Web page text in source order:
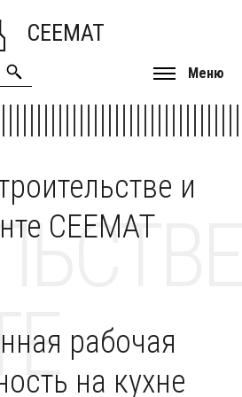
CEEMAT
Меню
и
CEEMAT
рабочая
на кухне